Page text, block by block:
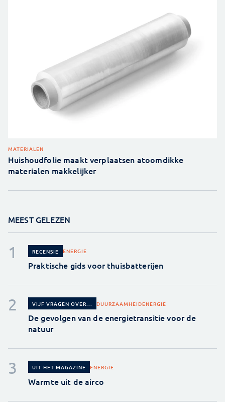
MATERIALEN
Huishoudfolie maakt verplaatsen atoomdikke
materialen makkelijker
MEEST GELEZEN
RECENSIE ENERGIE
Praktische gids voor thuisbatterijen
VIJF VRAGEN OVER... DUURZAAMHEIDENERGIE
De gevolgen van de energietransitie voor de
natuur
UIT HET MAGAZINE ENERGIE
Warmte uit de airco